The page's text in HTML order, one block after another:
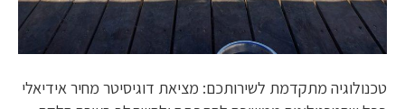
טכנולוגיה מתקדמת לשירותכם: מציאת דוגיסיטר מחיר אידיאלי